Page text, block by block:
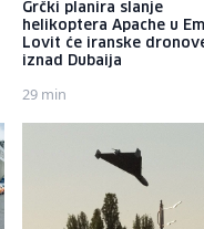
Grčki planira slanje
helikoptera Apache u
Lovit će iranske
iznad Dubaija
29 min